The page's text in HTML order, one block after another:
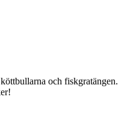
och fiskgratängen.